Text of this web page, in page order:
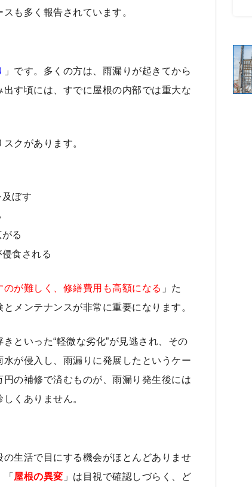
も多く報告されています。
」です。多くの方は、雨漏りが起きてから
す頃には、すでに屋根の内部では重大な
クがあります。
ぼす
る
食される
が難しく、修繕費用も高額になる 」た
メンテナンスが非常に重要になります。
といった“軽微な劣化”が見逃され、その
が侵入し、雨漏りに発展したというケー
の補修で済むものが、雨漏り発生後には
くありません。
生活で目にする機会がほとんどありませ
屋根の異変 」は目視で確認しづらく、ど